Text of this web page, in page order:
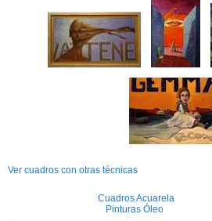
Ver cuadros con otras técnicas
Cuadros Acuarela
Pinturas Óleo